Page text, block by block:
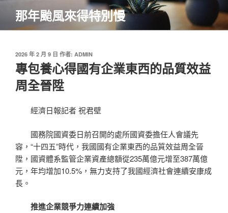
主
那年颱風來得特別慢
發
佈
於
2026 年 2 月 9 日 作者: ADMIN
專包養心得國有企業東西的品質效益
周全晉陞
經濟日報記者 祝君壁
國務院國資委日前召開的處所國資委擔任人會議先
容，“十四五”時代，我國國有企業東西的品質效益周全晉
陞，國資體系監管企業資產總額從235萬億元增至387萬億
元，年均增加10.5%，無力支持了我國經濟社會連續安康成
長。
推進企業競爭力連續加強